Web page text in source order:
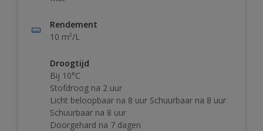
Rendement
10 m²/L
Droogtijd
Bij 10°C
Stofdroog na 2 uur
Licht beloopbaar na 8 uur Schuurbaar na 8 uur
Schuurbaar na 8 uur
Doorgehard na 7 dagen